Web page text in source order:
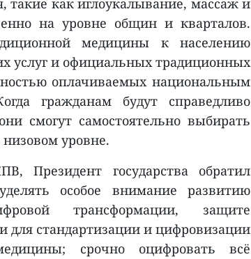
такие как иглоукалывание, массаж и
на уровне общин и кварталов.
медицины к населению
услуг и официальных традиционных
оплачиваемых национальным
гражданам будут справедливо
смогут самостоятельно выбирать
уровне.
Президент государства обратил
особое внимание развитию
трансформации, защите
для стандартизации и цифровизации
срочно оцифровать всё